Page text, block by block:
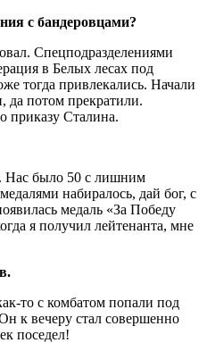
с бандеровцами?
Спецподразделениями
в Белых лесах под
тогда привлекались. Начали
да потом прекратили.
приказу Сталина.
Нас было 50 с лишним
набиралось, дай бог, с
медаль «За Победу
я получил лейтенанта, мне
то с комбатом попали под
к вечеру стал совершенно
поседел!